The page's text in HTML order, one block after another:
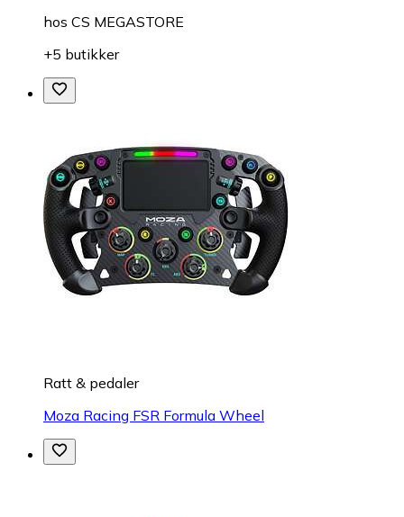
hos CS MEGASTORE
+5 butikker
Ratt & pedaler
Moza Racing FSR Formula Wheel